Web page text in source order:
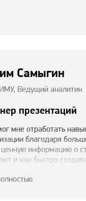
Самыгин
Ведущий аналитик
презентаций
мне отработать
благодаря
информацию о
и как быстро
свою работу, так как